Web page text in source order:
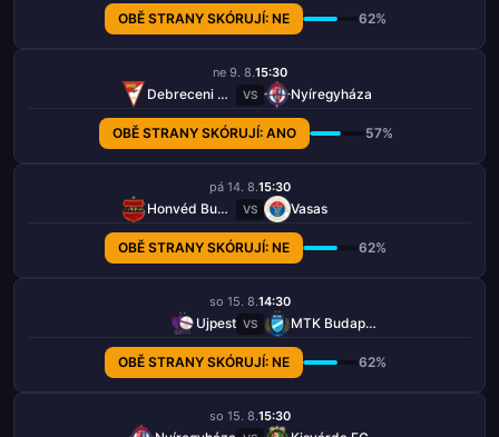
OBĚ STRANY SKÓRUJÍ: NE 62%
ne 9. 8.15:30
Debreceni VSC VS Nyíregyháza
OBĚ STRANY SKÓRUJÍ: ANO 57%
pá 14. 8.15:30
Honvéd Budapešť VS Vasas
OBĚ STRANY SKÓRUJÍ: NE 62%
so 15. 8.14:30
Ujpest VS MTK Budapešť
OBĚ STRANY SKÓRUJÍ: NE 62%
so 15. 8.15:30